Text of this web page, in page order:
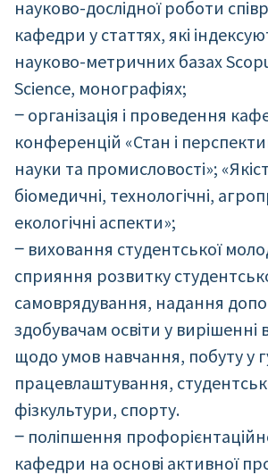
науково-дослідної роботи
кафедри у статтях, які
науково-метричних базах
Science, монографіях;
‒ організація і проведення
конференцій «Стан і
науки та промисловості»;
біомедичні, технологічні,
екологічні аспекти»;
‒ виховання студентської
сприяння розвитку
самоврядування, надання
здобувачам освіти у вирішенні
щодо умов навчання, побуту у
працевлаштування,
фізкультури, спорту.
‒ поліпшення
кафедри на основі активної